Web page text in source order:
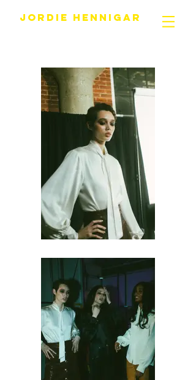
JORDIE HENNIGAR